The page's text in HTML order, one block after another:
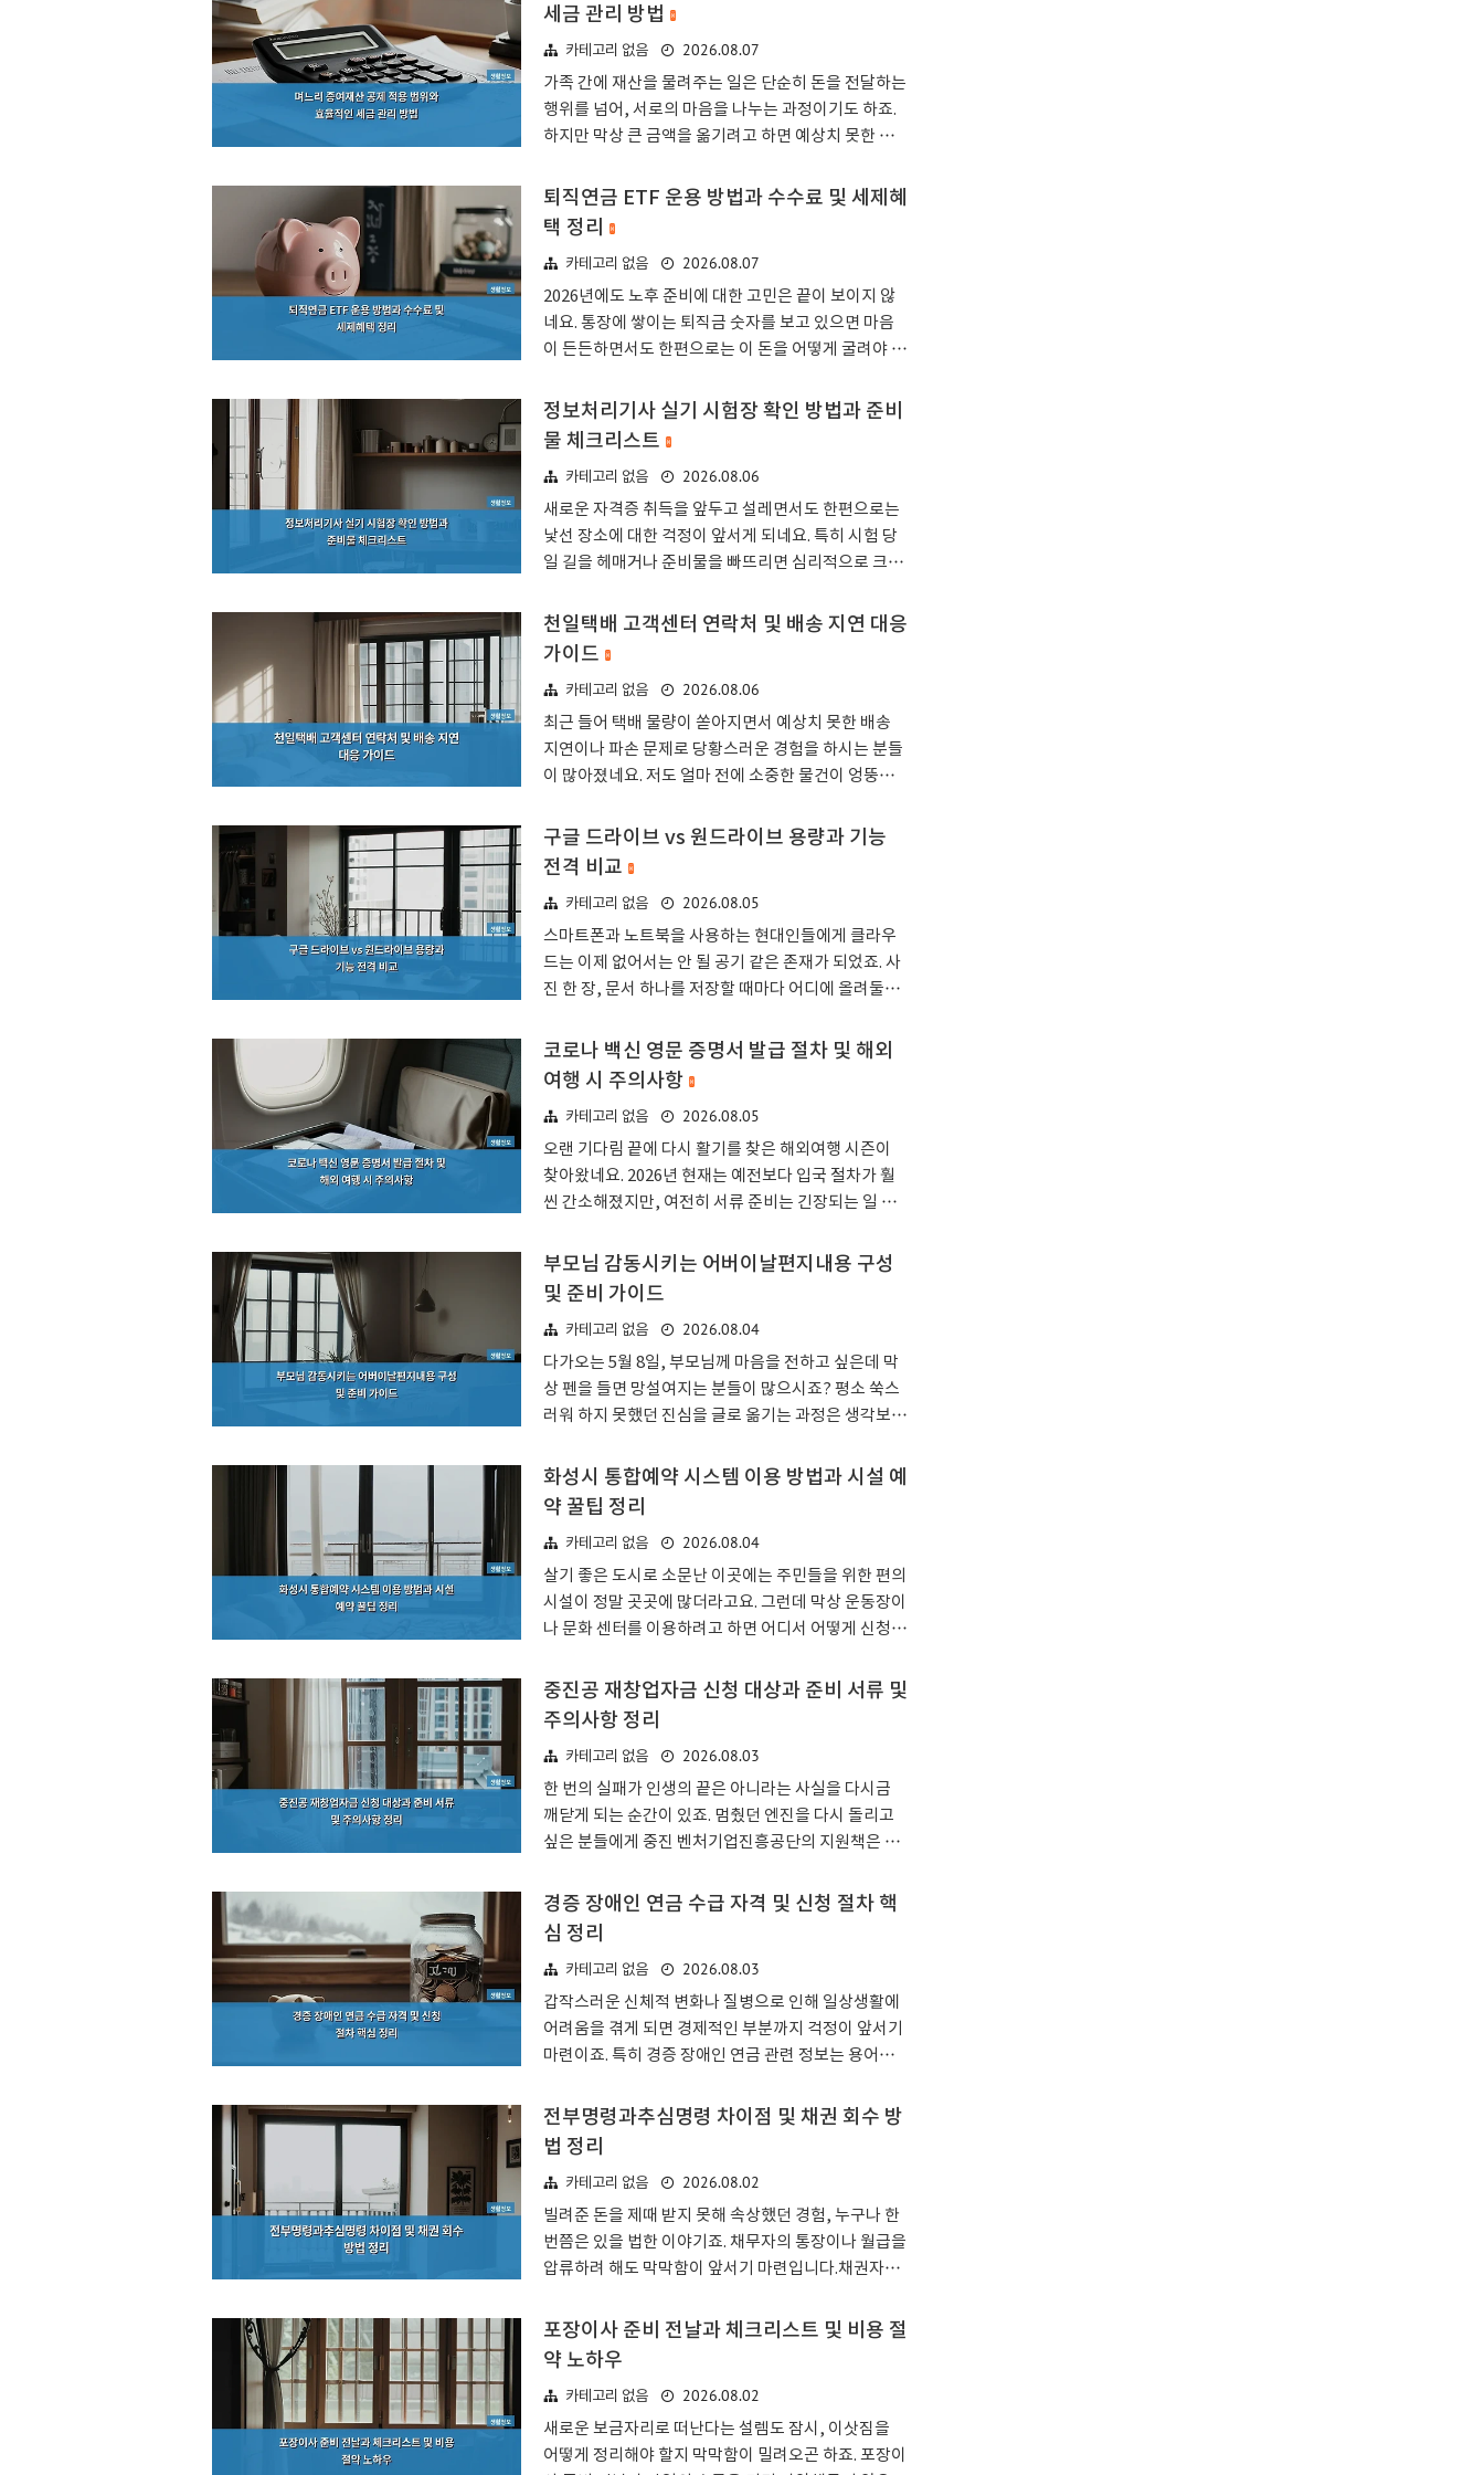
세금 관리 방법
카테고리 없음 2026.08.07
가족 간에 재산을 물려주는 일은 단순히 돈을 전달하는
행위를 넘어, 서로의 마음을 나누는 과정이기도 하죠.
하지만 막상 큰 금액을 옮기려고 하면 예상치 못한 세
요. 저도 예전에 친척 어르신이 재산 문제를 두고 고민
하시던 모습을 보며 세법이 참 복잡하다는 생각을 했었
답니다.며느리 증여재산 공제의 기본 개념과 적용 대상
가족 관계에서 발생하는 증여는 법적으로 정해진 테두
리 안에서 움직여야 나중에 뒤탈이 없죠. 며느리 증여
재산 공제란 시부모님이 며느리에게 재산을 줄 때, 일
정 금액을 세금 계산에서 빼줌으로써 세금 부담을 낮춰
상속세 및 증여세법에 근거를 두고 있으며, 친족 간의
원활한 자산 이전을 돕기 위한 정..
퇴직연금 ETF 운용 방법과 수수료 및 세제혜
택 정리
카테고리 없음 2026.08.07
2026년에도 노후 준비에 대한 고민은 끝이 보이지 않
네요. 통장에 쌓이는 퇴직금 숫자를 보고 있으면 마음
이 든든하면서도 한편으로는 이 돈을 어떻게 굴려야 할
두기에는 물가 상승률이 무서워서 고민인 분들이 주변
에 참 많습니다. 그래서 최근에는 조금 더 적극적으로
자산을 움직이는 분들이 늘어나는 추세죠.노후 자산의
핵심인 퇴직연금 ETF 기본 이해하기퇴직연금이란 근
로자가 회사를 떠날 때 받는 퇴s직금을 금융기관에 맡
겨서 운용하는 제도를 말합니다. 단순히 쌓아두는 것이
아니라 수익을 내기 위해 움직이는 자산인 셈이죠.여기
하게 거래할 수 있다는 장점이 있습니다. 낮은 수수료
덕분에 장기 투자에 참 유리한 구조..
정보처리기사 실기 시험장 확인 방법과 준비
물 체크리스트
카테고리 없음 2026.08.06
새로운 자격증 취득을 앞두고 설레면서도 한편으로는
낯선 장소에 대한 걱정이 앞서게 되네요. 특히 시험 당
일 길을 헤매거나 준비물을 빠뜨리면 심리적으로 크게
진행 방식한국산업인력공단에서 시행하는 정보처리
기사는 정보시스템을 개발하고 운영하는 능력을 평가
받는 국가공인 기술자격증입니다. 필기를 통과한 분들
이라면 이제 본격적인 실무 능력을 증명해야 하는 단계
에 와 계신 셈이죠.실기 시험은 단순히 이론을 암기하
는 수준을 넘어 프로그래밍 코드를 직접 다루거나 실습
하는 형태로 진행되곤 합니다. 그래서 평소에 코딩 연
라고요. 저도 예전에 준비할 때 코드 한 줄 잘못 적어서
식은땀 흘렸던 기억이 나네요.시험 방식은 객관..
천일택배 고객센터 연락처 및 배송 지연 대응
가이드
카테고리 없음 2026.08.06
최근 들어 택배 물량이 쏟아지면서 예상치 못한 배송
지연이나 파손 문제로 당황스러운 경험을 하시는 분들
이 많아졌네요. 저도 얼마 전에 소중한 물건이 엉뚱한
이 있거든요.천일택배 서비스 특징과 이용 범위 이해하
기천일택배는 대형 택배사와는 조금 다른 매력을 가진
국내 중소 택배업체라고 볼 수 있습니다. 일반적인 소
포 배송 서비스를 주력으로 운영하며, 무엇보다 저렴
한 배송료를 강점으로 내세우고 있죠.물론 가격이 저렴
하다 보니 대형 브랜드에 비해 전국적인 가동 점포 수
가 다소 제한적일 수는 있겠네요. 그래서 특정 지역에
더라고요.하지만 소규모 물품을 경제적으로 보내고 싶
은 분들에게는 이만한 선택지도 드물죠. 배송..
구글 드라이브 vs 원드라이브 용량과 기능
전격 비교
카테고리 없음 2026.08.05
스마트폰과 노트북을 사용하는 현대인들에게 클라우
드는 이제 없어서는 안 될 공기 같은 존재가 되었죠. 사
진 한 장, 문서 하나를 저장할 때마다 어디에 올려둘지
족 메시지가 뜨면마다 어떤 서비스를 결제해야 할지 몰
라 한참을 헤매곤 했답니다. 특히 구글 드라이브 vs 원
드라이브 사이에서 갈등하며 데이터를 이리저리 옮기
던 기억이 생생하네요.구글 드라이브의 기본 특징과 생
태계 활용법구글에서 제공하는 이 서비스는 단순한 저
장 공간 그 이상의 의미를 지니고 있습니다. 구글 계정
하나만 있다면 안드로이드 스마트폰부터 아이폰, 그리
화가 가능하거든요.특히 문서 작업이 잦은 분들이라면
구글 문서나 시트, 슬라이드 같은 오..
코로나 백신 영문 증명서 발급 절차 및 해외
여행 시 주의사항
카테고리 없음 2026.08.05
오랜 기다림 끝에 다시 활기를 찾은 해외여행 시즌이
찾아왔네요. 2026년 현재는 예전보다 입국 절차가 훨
씬 간소해졌지만, 여전히 서류 준비는 긴장되는 일 중
때가 있어서 미리 체크하지 않으면 당황스러운 상황이
생길 수도 있더라고요. 저도 예전에 영문 이름 철자 하
나 때문에 공항에서 식은땀을 흘렸던 기억이 나네요.코
로나 백신 영문 증명서 기본 개념과 발급처해외로 떠날
때 가장 먼저 챙겨야 할 것 중 하나가 바로 코로나 백신
영문 증명서 서류예요. 이 문서는 우리가 받은 접종 기
록을 영어로 공식화하여 보여주는 문서라고 보시면 됩
관, 직장에 제출해야 할 상황에서 유용하게 쓰이죠. 단
순히 접종했다는 사실을..
부모님 감동시키는 어버이날편지내용 구성
및 준비 가이드
카테고리 없음 2026.08.04
다가오는 5월 8일, 부모님께 마음을 전하고 싶은데 막
상 펜을 들면 망설여지는 분들이 많으시죠? 평소 쑥스
러워 하지 못했던 진심을 글로 옮기는 과정은 생각보다
핵심 요소어버이날에 전하는 편지는 단순히 글자를 나
열하는 작업이 아닙니다. 부모님께 감사를 표현하는 가
장 따뜻한 수단으로서, 그 안에는 말로 다 하기 어려운
깊은 애정이 담겨 있어야 하죠. 진정성 있는 표현이야
말로 어떤 화려한 미사여구보다 큰 울림을 주는 법입니
다.글을 쓸 때 가장 먼저 떠올려야 할 것은 우리가 함께
보낸 시간들입니다. 어린 시절 부모님의 따뜻한 손길이
내 보세요. 이러한 구체적인 추억은 편지의 무게를 더
해주는 소중한 재료가 됩니다..
화성시 통합예약 시스템 이용 방법과 시설 예
약 꿀팁 정리
카테고리 없음 2026.08.04
살기 좋은 도시로 소문난 이곳에는 주민들을 위한 편의
시설이 정말 곳곳에 많더라고요. 그런데 막상 운동장이
나 문화 센터를 이용하려고 하면 어디서 어떻게 신청해
는 화성시 통합예약 시스템 활용법을 정리해 드릴게요.
화성시 통합예erb 예약 시스템의 기본 개념과 이용 대
상이 플랫폼은 화성시에서 운영하는 여러 공공시설을
한곳에서 관리하고 예약할 수 있도록 만들어진 서비스
예요. 스포츠 시설부터 시작해서 문화 센터, 보건 시설,
심지어는 공용주차장까지 범위가 꽤 넓더라고요. 예전
에는 시설마다 일일이 전화를 걸어 확인해야 했는데 이
이 궁금해하시는 부분 중 하나가 이용 가능 범위일 거
예요. 다행히 화성 시민이 아..
중진공 재창업자금 신청 대상과 준비 서류 및
주의사항 정리
카테고리 없음 2026.08.03
한 번의 실패가 인생의 끝은 아니라는 사실을 다시금
깨닫게 되는 순간이 있죠. 멈췄던 엔진을 다시 돌리고
싶은 분들에게 중진 벤처기업진흥공단의 지원책은 큰
지원 목적사업을 운영하다 보면 뜻하지 않은 풍파를 겪
으며 문을 닫게 되는 경우가 생기곤 하죠. 이때 겪게 되
는 심리적 위축과 경제적 압박은 생각보다 훨씬 무겁더
라고요. 중진공 재창업자금 제도는 바로 이런 분들이
다시 일어설 수 있는 발판을 마련해주기 위해 존재합니
다.중소벤처기업진흥공단에서 관리하는 이 정책 자금
은 단순히 돈을 빌려주는 것에 그치지 않아요. 실패로
로써 경제 생태계에 활력을 불과넣는 역할을 수행하죠.
일반적인 창업 대출보다 심사 기준이 조..
경증 장애인 연금 수급 자격 및 신청 절차 핵
심 정리
카테고리 없음 2026.08.03
갑작스러운 신체적 변화나 질병으로 인해 일상생활에
어려움을 겪게 되면 경제적인 부분까지 걱정이 앞서기
마련이죠. 특히 경증 장애인 연금 관련 정보는 용어부
막막하게 느껴질 수 있더라고요.경증 장애인 연금 종류
와 핵심 개념 구분하기많은 분이 혼동하시는 부분 중
하나가 바로 국민연금에서 나오는 급여와 국가에서 지
원하는 보조금의 차이점이에요. 경증 장애인 연금 제도
라고 하면 크게 두 가지를 나누어 생각해야 하거든요.
먼저 국민연금 가입자가 질병이나 부상으로 인해 장애
판정을 받았을 때 받는 장애연금이 있습니다.이는 본인
도라 할 수 있죠. 반면, 국가에서 직접 지원하는 장애인
연금은 소득과 재산 기준을 충족해야 ..
전부명령과추심명령 차이점 및 채권 회수 방
법 정리
카테고리 없음 2026.08.02
빌려준 돈을 제때 받지 못해 속상했던 경험, 누구나 한
번쯤은 있을 법한 이야기죠. 채무자의 통장이나 월급을
압류하려 해도 막막함이 앞서기 마련입니다.채권자가
크게 달라지기에 전부명령과추심명령 차이를 명확히
아는 것이 필요하더라고요. 법적 절차라는 게 용어부터
낯설어서 처음 접하면 참 어렵게 느껴지네요.전부명령
과 추심명령 핵심 개념 이해하기채무자가 제3자, 예를
들어 다니고 있는 직장으로부터 받을 돈이 있다면 이를
통해 채권을 회수할 수 있습니다. 이때 사용하는 강제
포장이사 준비 전날과 체크리스트 및 비용 절
약 노하우
카테고리 없음 2026.08.02
새로운 보금자리로 떠난다는 설렘도 잠시, 이삿짐을
어떻게 정리해야 할지 막막함이 밀려오곤 하죠. 포장이